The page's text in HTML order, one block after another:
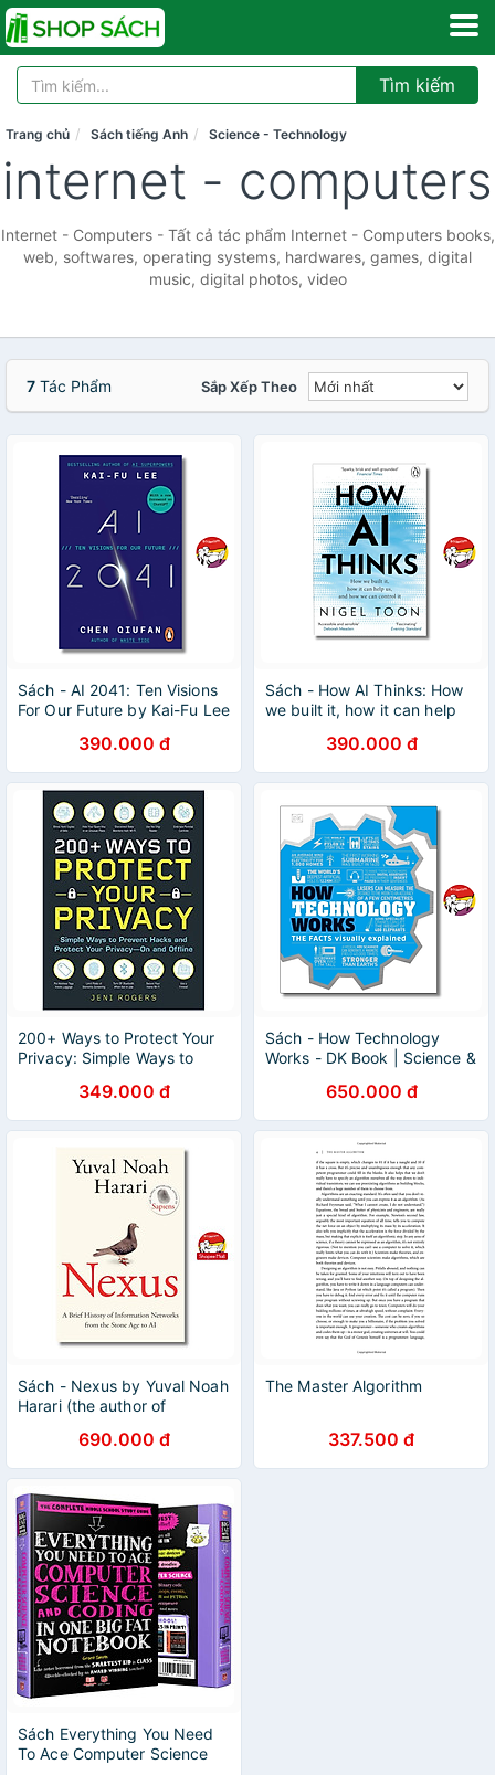
Tìm kiếm
Trang chủ Sách tiếng Anh Science - Technology
internet - computers
Internet - Computers - Tất cả tác phẩm Internet - Computers books,
web, softwares, operating systems, hardwares, games, digital
music, digital photos, video
7 Tác Phẩm Sắp Xếp Theo
Sách - AI 2041: Ten Visions
For Our Future by Kai-Fu Lee
Ngoại văn390.000 đ
Sách - How AI Thinks: How
we built it, how it can help
it by Nigel Toon
390.000 đ
200+ Ways to Protect Your
Privacy: Simple Ways to
Your Privacy--On and Offline
349.000 đ
Sách - How Technology
Works - DK Book | Science &
Ngoại văn Nhập khẩu
650.000 đ
Sách - Nexus by Yuval Noah
Harari (the author of
English Book - Bìa mềm
690.000 đ
The Master Algorithm
337.500 đ
Sách Everything You Need
To Ace Computer Science